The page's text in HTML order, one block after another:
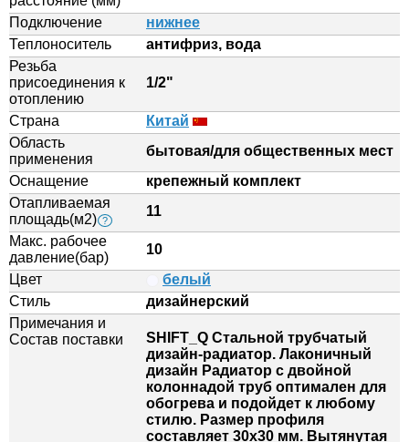
Подключение
нижнее
Теплоноситель
антифриз, вода
Резьба
присоединения к
отоплению
1/2"
Страна
Китай
Область
применения
бытовая/для общественных мест
Оснащение
крепежный комплект
Отапливаемая
площадь(м2) ?
11
Макс. рабочее
давление(бар)
10
Цвет
белый
Стиль
дизайнерский
Примечания и
Состав поставки
SHIFT_Q Стальной трубчатый
дизайн-радиатор. Лаконичный
дизайн Радиатор с двойной
колоннадой труб оптимален для
обогрева и подойдет к любому
стилю. Размер профиля
составляет 30х30 мм. Вытянутая